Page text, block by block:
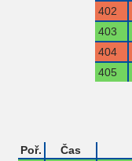
402
403
404
405
Poř.
Čas